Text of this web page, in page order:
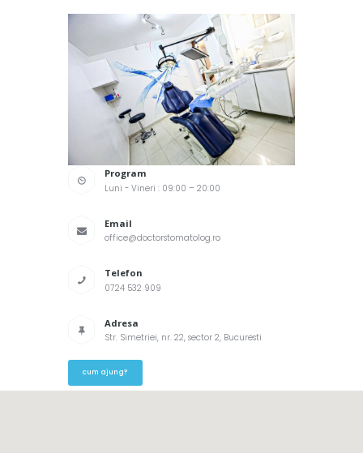
Program
Luni - Vineri : 09:00 – 20:00
Email
office@doctorstomatolog.ro
Telefon
0724 532 909
Adresa
Str. Simetriei, nr. 22, sector 2, Bucuresti
cum ajung?